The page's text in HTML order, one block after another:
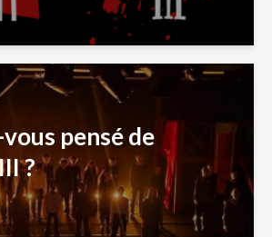
vous pensé de
?